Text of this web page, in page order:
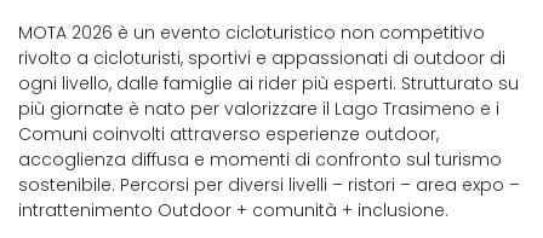
MOTA 2026 è un evento cicloturistico non competitivo
rivolto a cicloturisti, sportivi e appassionati di outdoor di
ogni livello, dalle famiglie ai rider più esperti. Strutturato su
più giornate è nato per valorizzare il Lago Trasimeno e i
Comuni coinvolti attraverso esperienze outdoor,
accoglienza diffusa e momenti di confronto sul turismo
sostenibile. Percorsi per diversi livelli – ristori – area expo –
intrattenimento Outdoor + comunità + inclusione.